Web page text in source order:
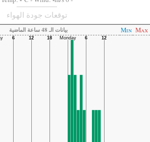
توقعات جودة الهواء
بيانات الـ 48 ساعة الماضية Min Max